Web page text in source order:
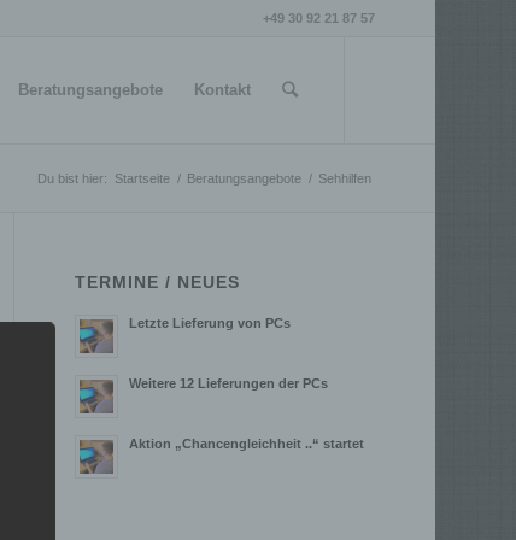
+49 30 92 21 87 57
Beratungsangebote Kontakt
Du bist hier: Startseite / Beratungsangebote / Sehhilfen
TERMINE / NEUES
Letzte Lieferung von PCs
Weitere 12 Lieferungen der PCs
Aktion „Chancengleichheit ..“ startet